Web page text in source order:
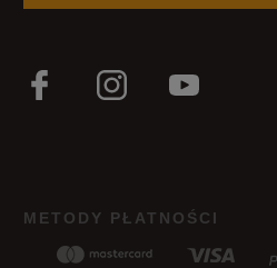
METODY PŁATNOŚCI